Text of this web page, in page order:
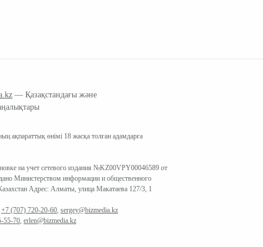
— Қазақстандағы және
ақпараттық өнімі 18 жасқа толған адамдарға
на учет сетевого издания №KZ00VPY00046589 от
Министерством информации и общественного
Адрес: Алматы, улица Макатаева 127/3, 1
+7 (707) 720-20-60 sergey@bizmedia.kz
55-70 erlen@bizmedia.kz